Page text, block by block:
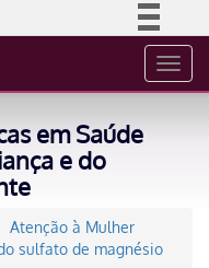
Acesso à informação
Canais
em Saúde
e do
Atenção à Mulher
sulfato de magnésio